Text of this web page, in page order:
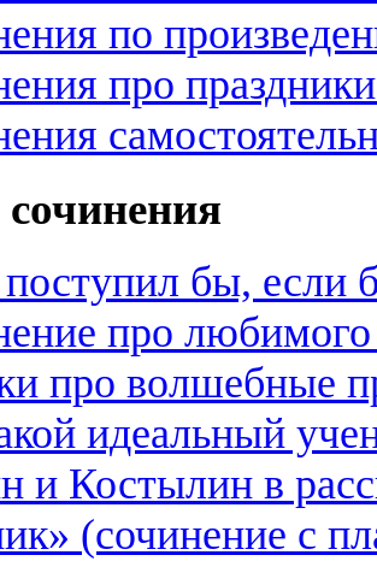
по
про
бы,
про
про волшебные
идеальный
и Костылин в
(сочинение с